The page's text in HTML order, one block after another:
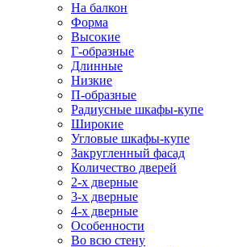
На балкон
Форма
Высокие
Г-образные
Длинные
Низкие
П-образные
Радиусные шкафы-купе
Широкие
Угловые шкафы-купе
Закругленный фасад
Количество дверей
2-х дверные
3-х дверные
4-х дверные
Особенности
Во всю стену